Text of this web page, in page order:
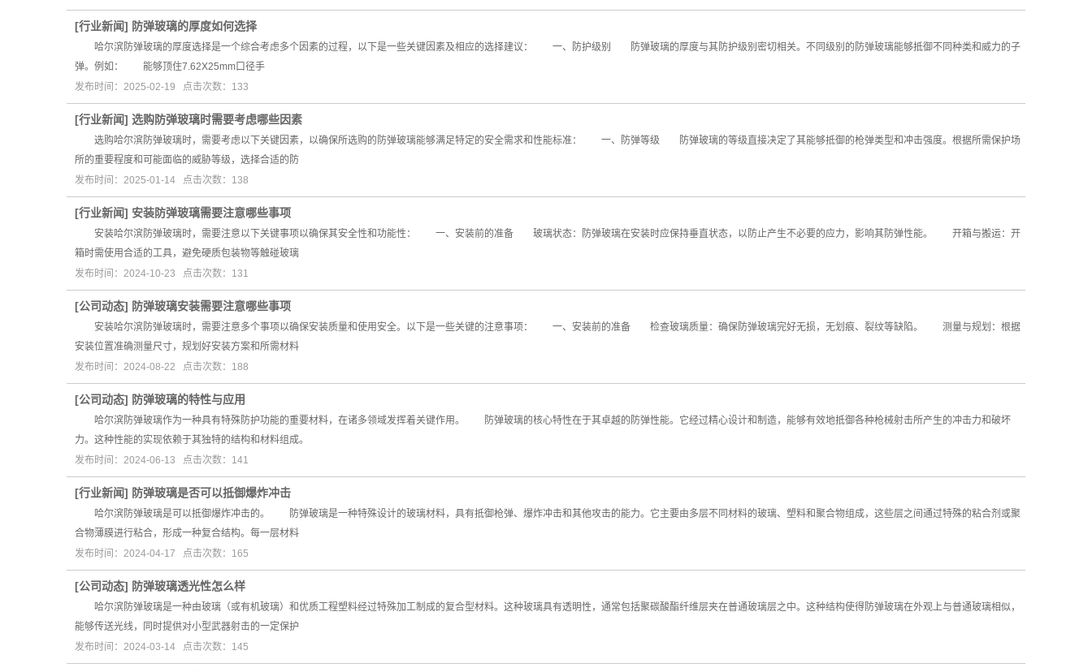
[行业新闻] 防弹玻璃的厚度如何选择
哈尔滨防弹玻璃的厚度选择是一个综合考虑多个因素的过程，以下是一些关键因素及相应的选择建议： 一、防护级别 防弹玻璃的厚度与其防护级别密切相关。不同级别的防弹玻璃能够抵御不同种类和威力的子
弹。例如： 能够顶住7.62X25mm口径手
发布时间：2025-02-19 点击次数：133
[行业新闻] 选购防弹玻璃时需要考虑哪些因素
选购哈尔滨防弹玻璃时，需要考虑以下关键因素，以确保所选购的防弹玻璃能够满足特定的安全需求和性能标准： 一、防弹等级 防弹玻璃的等级直接决定了其能够抵御的枪弹类型和冲击强度。根据所需保护场
所的重要程度和可能面临的威胁等级，选择合适的防
发布时间：2025-01-14 点击次数：138
[行业新闻] 安装防弹玻璃需要注意哪些事项
安装哈尔滨防弹玻璃时，需要注意以下关键事项以确保其安全性和功能性： 一、安装前的准备 玻璃状态：防弹玻璃在安装时应保持垂直状态，以防止产生不必要的应力，影响其防弹性能。 开箱与搬运：开
箱时需使用合适的工具，避免硬质包装物等触碰玻璃
发布时间：2024-10-23 点击次数：131
[公司动态] 防弹玻璃安装需要注意哪些事项
安装哈尔滨防弹玻璃时，需要注意多个事项以确保安装质量和使用安全。以下是一些关键的注意事项： 一、安装前的准备 检查玻璃质量：确保防弹玻璃完好无损，无划痕、裂纹等缺陷。 测量与规划：根据
安装位置准确测量尺寸，规划好安装方案和所需材料
发布时间：2024-08-22 点击次数：188
[公司动态] 防弹玻璃的特性与应用
哈尔滨防弹玻璃作为一种具有特殊防护功能的重要材料，在诸多领域发挥着关键作用。 防弹玻璃的核心特性在于其卓越的防弹性能。它经过精心设计和制造，能够有效地抵御各种枪械射击所产生的冲击力和破坏
力。这种性能的实现依赖于其独特的结构和材料组成。
发布时间：2024-06-13 点击次数：141
[行业新闻] 防弹玻璃是否可以抵御爆炸冲击
哈尔滨防弹玻璃是可以抵御爆炸冲击的。 防弹玻璃是一种特殊设计的玻璃材料，具有抵御枪弹、爆炸冲击和其他攻击的能力。它主要由多层不同材料的玻璃、塑料和聚合物组成，这些层之间通过特殊的粘合剂或聚
合物薄膜进行粘合，形成一种复合结构。每一层材料
发布时间：2024-04-17 点击次数：165
[公司动态] 防弹玻璃透光性怎么样
哈尔滨防弹玻璃是一种由玻璃（或有机玻璃）和优质工程塑料经过特殊加工制成的复合型材料。这种玻璃具有透明性，通常包括聚碳酸酯纤维层夹在普通玻璃层之中。这种结构使得防弹玻璃在外观上与普通玻璃相似，
能够传送光线，同时提供对小型武器射击的一定保护
发布时间：2024-03-14 点击次数：145